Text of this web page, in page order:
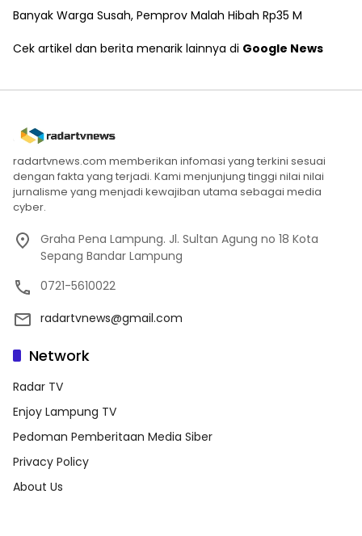
Banyak Warga Susah, Pemprov Malah Hibah Rp35 M
Cek artikel dan berita menarik lainnya di Google News
radartvnews.com memberikan infomasi yang terkini sesuai
dengan fakta yang terjadi. Kami menjunjung tinggi nilai nilai
jurnalisme yang menjadi kewajiban utama sebagai media
cyber.
Graha Pena Lampung. Jl. Sultan Agung no 18 Kota
Sepang Bandar Lampung
0721-5610022
radartvnews@gmail.com
Network
Radar TV
Enjoy Lampung TV
Pedoman Pemberitaan Media Siber
Privacy Policy
About Us